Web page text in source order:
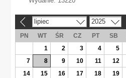
lipiec 2025
PN WT ŚR CZ PT SB
1
2 3 4 5
7
8 9 10 11 12
14
15 16 17 18 19